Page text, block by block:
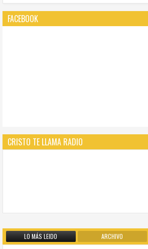
FACEBOOK
CRISTO TE LLAMA RADIO
LO MÁS LEIDO ARCHIVO